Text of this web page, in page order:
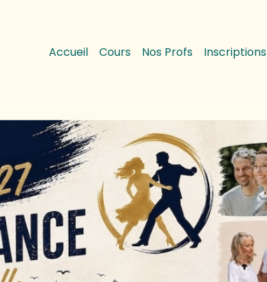
Accueil Cours Nos Profs Inscriptions